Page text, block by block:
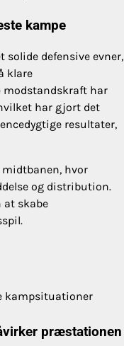
kampe
solide defensive evner,
klare
modstandskraft har
har gjort det
resultater,
hvor
og distribution.
at skabe
kampsituationer
præstationen